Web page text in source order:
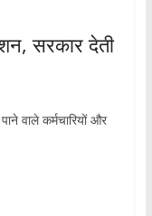
सरकार देती
वाले कर्मचारियों और